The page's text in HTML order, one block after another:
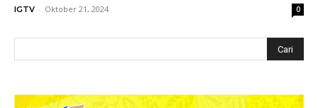
IGTV - Oktober 21, 2024 0